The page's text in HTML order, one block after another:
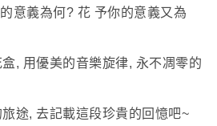
意義為何? 花 予你的意義又為
, 用優美的音樂旋律, 永不凋零的
途, 去記載這段珍貴的回憶吧~